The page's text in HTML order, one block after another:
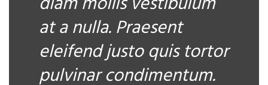
at a nulla. Praesent
eleifend justo quis tortor
pulvinar condimentum.